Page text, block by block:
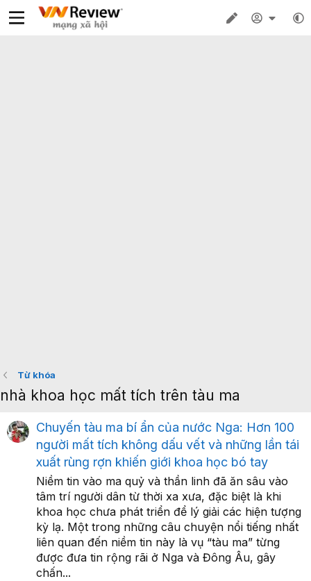
Từ khóa
nhà khoa học mất tích trên tàu ma
Chuyến tàu ma bí ẩn của nước Nga: Hơn 100
người mất tích không dấu vết và những lần tái
xuất rùng rợn khiến giới khoa học bó tay
Niềm tin vào ma quỷ và thần linh đã ăn sâu vào
tâm trí người dân từ thời xa xưa, đặc biệt là khi
khoa học chưa phát triển để lý giải các hiện tượng
kỳ lạ. Một trong những câu chuyện nổi tiếng nhất
liên quan đến niềm tin này là vụ “tàu ma” từng
được đưa tin rộng rãi ở Nga và Đông Âu, gây
chấn...